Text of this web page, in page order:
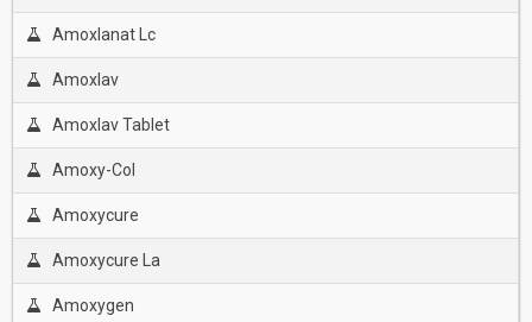
Amoxlanat Lc
Amoxlav
Amoxlav Tablet
Amoxy-Col
Amoxycure
Amoxycure La
Amoxygen